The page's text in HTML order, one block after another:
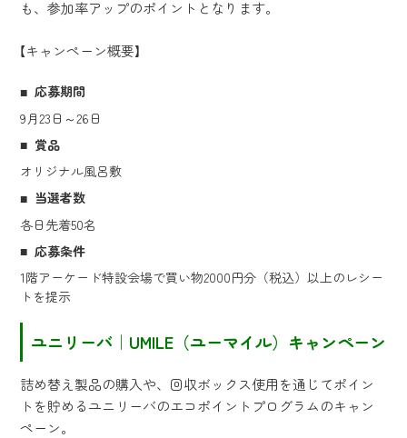
も、参加率アップのポイントとなります。
【キャンペーン概要】
応募期間
9月23日～26日
賞品
オリジナル風呂敷
当選者数
各日先着50名
応募条件
1階アーケード特設会場で買い物2000円分（税込）以上のレシー
トを提示
ユニリーバ｜UMILE（ユーマイル）キャンペーン
詰め替え製品の購入や、回収ボックス使用を通じてポイン
トを貯めるユニリーバのエコポイントプログラムのキャン
ペーン。